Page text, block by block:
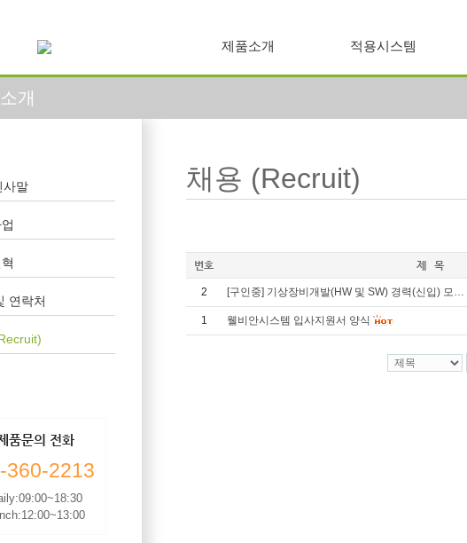
제품소개 적용시스템
개
사말
연락처
품문의 전화
360-2213
채용 (Recruit)
번호 제 목
2 [구인중] 기상장비개발(HW 및 SW) 경력(신입) 모…
1 웰비안시스템 입사지원서 양식